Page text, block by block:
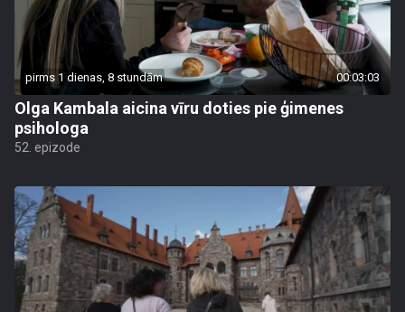
pirms 1 dienas, 8 stundām 00:03:03
Olga Kambala aicina vīru doties pie ģimenes
psihologa
52. epizode